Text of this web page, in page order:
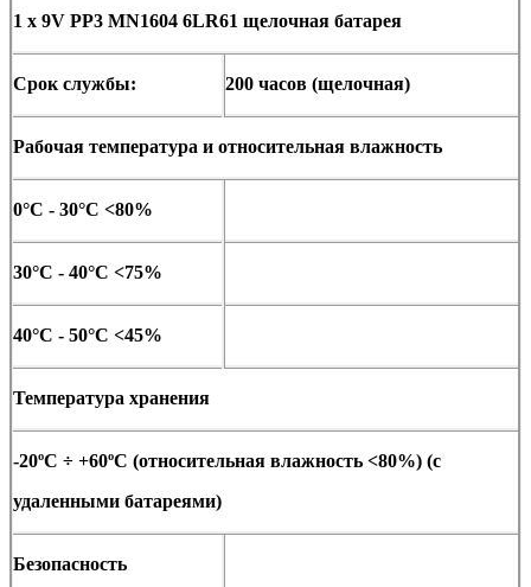
1 x 9V PP3 MN1604 6LR61 щелочная батарея
Срок службы: 200 часов (щелочная)
Рабочая температура и относительная влажность
0°C - 30°C <80%
30°C - 40°C <75%
40°C - 50°C <45%
Температура хранения
-20ºC ÷ +60ºC (относительная влажность <80%) (с
удаленными батареями)
Безопасность